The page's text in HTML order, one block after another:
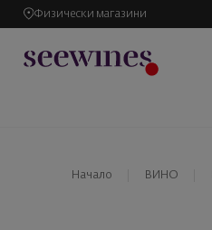
Физически магазини
Начало ВИНО